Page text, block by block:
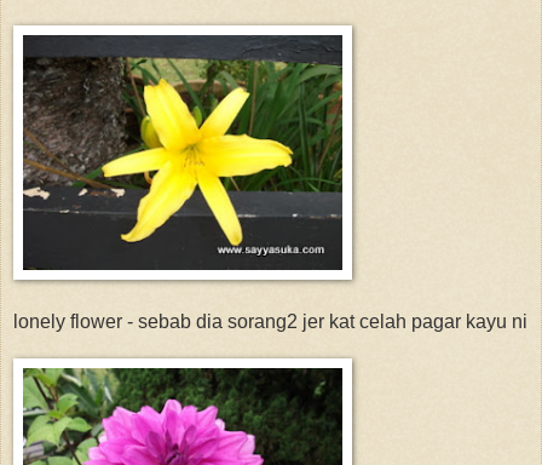
lonely flower - sebab dia sorang2 jer kat celah pagar kayu ni